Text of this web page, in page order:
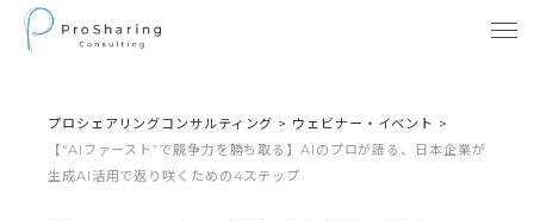
プロシェアリングコンサルティング > ウェビナー・イベント >
【“AIファースト”で競争力を勝ち取る】AIのプロが語る、日本企業が
生成AI活用で返り咲くための4ステップ